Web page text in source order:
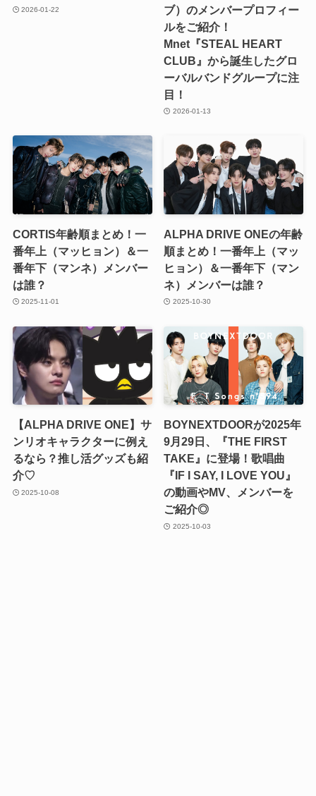
2026-01-22
ブ）のメンバープロフィー
ルをご紹介！
Mnet『STEAL HEART
CLUB』から誕生したグロ
ーバルバンドグループに注
目！
2026-01-13
CORTIS年齢順まとめ！一
番年上（マッヒョン）＆一
番年下（マンネ）メンバー
は誰？
2025-11-01
ALPHA DRIVE ONEの年齢
順まとめ！一番年上（マッ
ヒョン）＆一番年下（マン
ネ）メンバーは誰？
2025-10-30
【ALPHA DRIVE ONE】サ
ンリオキャラクターに例え
るなら？推し活グッズも紹
介♡
2025-10-08
BOYNEXTDOORが2025年
9月29日、『THE FIRST
TAKE』に登場！歌唱曲
『IF I SAY, I LOVE YOU』
の動画やMV、メンバーを
ご紹介◎
2025-10-03